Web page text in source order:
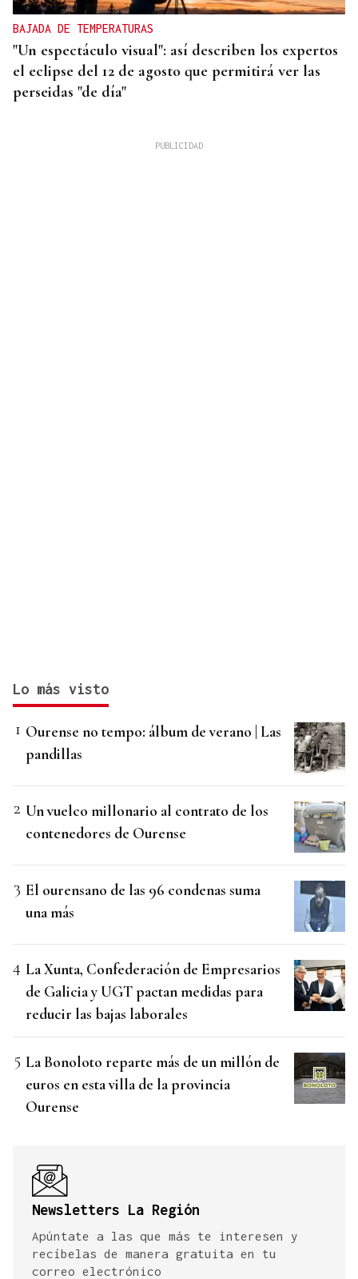
BAJADA DE TEMPERATURAS
"Un espectáculo visual": así describen los expertos
el eclipse del 12 de agosto que permitirá ver las
perseidas "de día"
Lo más visto
Ourense no tempo: álbum de verano | Las
pandillas
Un vuelco millonario al contrato de los
contenedores de Ourense
El ourensano de las 96 condenas suma
una más
La Xunta, Confederación de Empresarios
de Galicia y UGT pactan medidas para
reducir las bajas laborales
La Bonoloto reparte más de un millón de
euros en esta villa de la provincia
Ourense
Newsletters La Región
Apúntate a las que más te interesen y
recíbelas de manera gratuita en tu
correo electrónico